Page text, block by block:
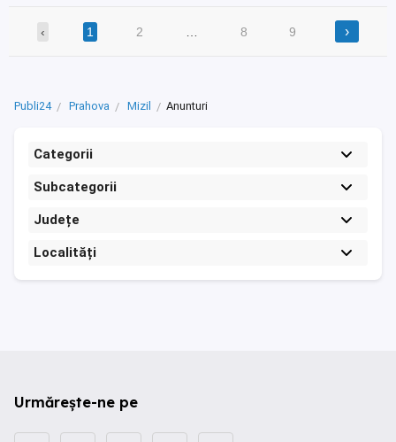
‹ 1 2 8 9 ›
Publi24 Prahova Mizil Anunturi
Categorii
Subcategorii
Județe
Localități
Urmărește-ne pe